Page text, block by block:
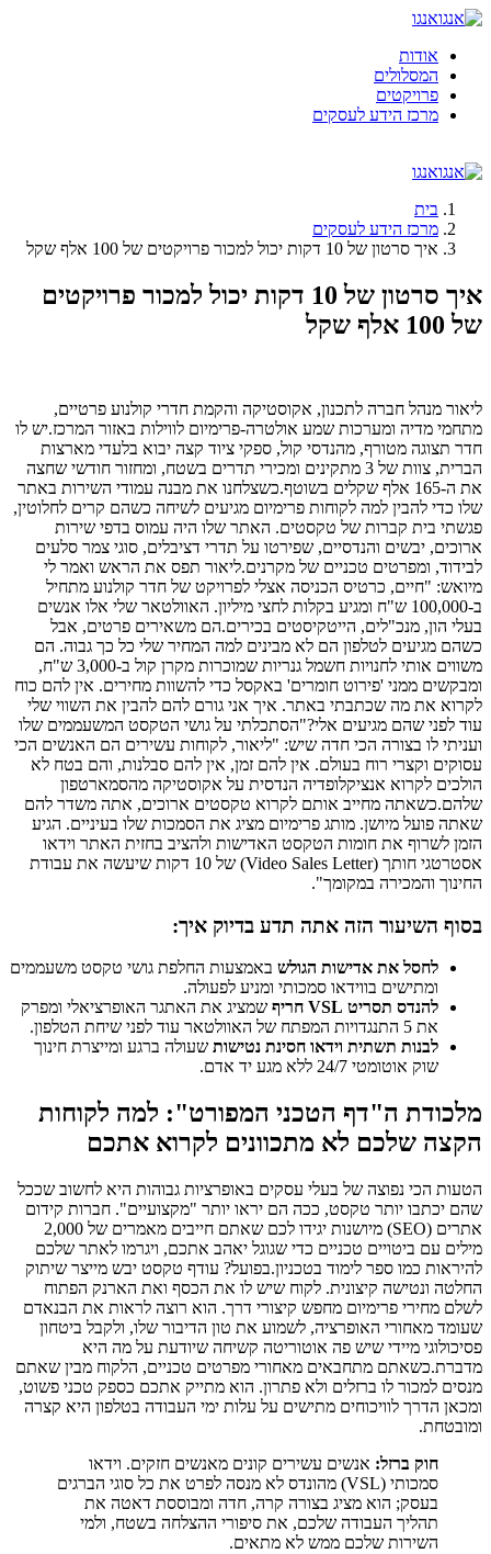
אנגו
אודות
המסלולים
פרויקטים
מרכז הידע לעסקים
אנגו
בית
מרכז הידע לעסקים
איך סרטון של 10 דקות יכול למכור פרויקטים של 100 אלף שקל
איך סרטון של 10 דקות יכול למכור פרויקטים
של 100 אלף שקל
ליאור מנהל חברה לתכנון, אקוסטיקה והקמת חדרי קולנוע פרטיים,
מתחמי מדיה ומערכות שמע אולטרה-פרימיום לווילות באזור המרכז.יש לו
חדר תצוגה מטורף, מהנדסי קול, ספקי ציוד קצה יבוא בלעדי מארצות
הברית, צוות של 3 מתקינים ומכירי תדרים בשטח, ומחזור חודשי שחצה
את ה-165 אלף שקלים בשוטף.כשצלחנו את מבנה עמודי השירות באתר
שלו כדי להבין למה לקוחות פרימיום מגיעים לשיחה כשהם קרים לחלוטין,
פגשתי בית קברות של טקסטים. האתר שלו היה עמוס בדפי שירות
ארוכים, יבשים והנדסיים, שפירטו על תדרי דציבלים, סוגי צמר סלעים
לבידוד, ומפרטים טכניים של מקרנים.ליאור תפס את הראש ואמר לי
מיואש: "חיים, כרטיס הכניסה אצלי לפרויקט של חדר קולנוע מתחיל
ב-100,000 ש"ח ומגיע בקלות לחצי מיליון. האוולטאר שלי אלו אנשים
בעלי הון, מנכ"לים, הייטקיסטים בכירים.הם משאירים פרטים, אבל
כשהם מגיעים לטלפון הם לא מבינים למה המחיר שלי כל כך גבוה. הם
משווים אותי לחנויות חשמל גנריות שמוכרות מקרן קול ב-3,000 ש"ח,
ומבקשים ממני 'פירוט חומרים' באקסל כדי להשוות מחירים. אין להם כוח
לקרוא את מה שכתבתי באתר. איך אני גורם להם להבין את השווי שלי
עוד לפני שהם מגיעים אלי?"הסתכלתי על גושי הטקסט המשעממים שלו
ועניתי לו בצורה הכי חדה שיש: "ליאור, לקוחות עשירים הם האנשים הכי
עסוקים וקצרי רוח בעולם. אין להם זמן, אין להם סבלנות, והם בטח לא
הולכים לקרוא אנציקלופדיה הנדסית על אקוסטיקה מהסמארטפון
שלהם.כשאתה מחייב אותם לקרוא טקסטים ארוכים, אתה משדר להם
שאתה פועל מיושן. מותג פרימיום מציג את הסמכות שלו בעיניים. הגיע
הזמן לשרוף את חומות הטקסט האדישות ולהציב בחזית האתר וידאו
אסטרטגי חותך (Video Sales Letter) של 10 דקות שיעשה את עבודת
החינוך והמכירה במקומך".
בסוף השיעור הזה אתה תדע בדיוק איך:
לחסל את אדישות הגולש באמצעות החלפת גושי טקסט משעממים
ומתישים בווידאו סמכותי ומניע לפעולה.
להנדס תסריט VSL חריף
שמציג את האתגר האופרציאלי ומפרק
את 5 התנגדויות המפתח של האוולטאר עוד לפני שיחת הטלפון.
לבנות תשתית וידאו חסינת נטישות שעולה ברגע ומייצרת חינוך
שוק אוטומטי 24/7 ללא מגע יד אדם.
מלכודת ה"דף הטכני המפורט": למה לקוחות
הקצה שלכם לא מתכוונים לקרוא אתכם
הטעות הכי נפוצה של בעלי עסקים באופרציות גבוהות היא לחשוב שככל
שהם יכתבו יותר טקסט, ככה הם יראו יותר "מקצועיים". חברות קידום
אתרים (SEO) מיושנות יגידו לכם שאתם חייבים מאמרים של 2,000
מילים עם ביטויים טכניים כדי שגוגל יאהב אתכם, ויגרמו לאתר שלכם
להיראות כמו ספר לימוד בטכניון.בפועל? עודף טקסט יבש מייצר שיתוק
החלטה ונטישה קיצונית. לקוח שיש לו את הכסף ואת הארנק הפתוח
לשלם מחירי פרימיום מחפש קיצורי דרך. הוא רוצה לראות את הבנאדם
שעומד מאחורי האופרציה, לשמוע את טון הדיבור שלו, ולקבל ביטחון
פסיכולוגי מיידי שיש פה אוטוריטה קשיחה שיודעת על מה היא
מדברת.כשאתם מתחבאים מאחורי מפרטים טכניים, הלקוח מבין שאתם
מנסים למכור לו ברזלים ולא פתרון. הוא מתייק אתכם כספק טכני פשוט,
ומכאן הדרך לוויכוחים מתישים על עלות ימי העבודה בטלפון היא קצרה
ומובטחת.
חוק ברזל: אנשים עשירים קונים מאנשים חזקים. וידאו
סמכותי (VSL) מהונדס לא מנסה לפרט את כל סוגי הברגים
בעסק; הוא מציג בצורה קרה, חדה ומבוססת דאטה את
תהליך העבודה שלכם, את סיפורי ההצלחה בשטח, ולמי
השירות שלכם ממש לא מתאים.